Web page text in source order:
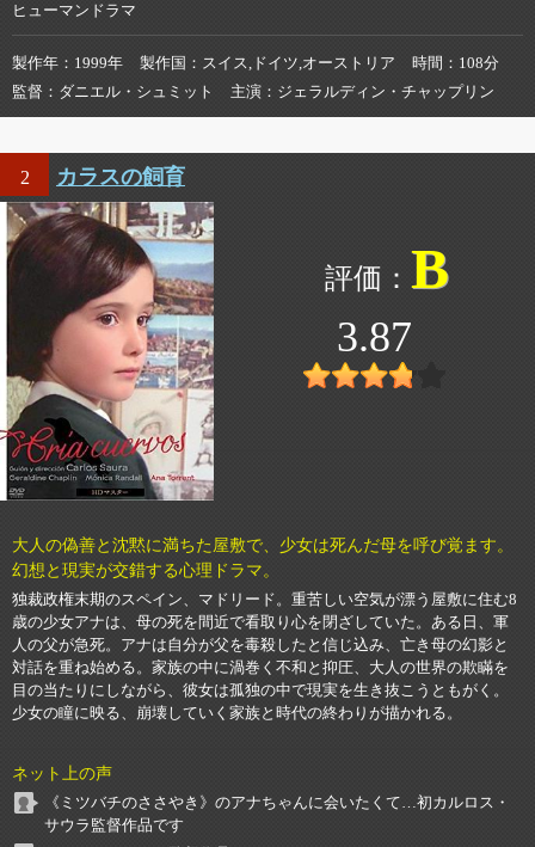
ヒューマンドラマ
製作年 1999年 製作国 スイス,ドイツ,オーストリア 時間
108分
監督
ダニエル・シュミット 主演 ジェラルディン・チャップリン
2 カラスの飼育
B
3.87
大人の偽善と沈黙に満ちた屋敷で、少女は死んだ母を呼び覚ます。
幻想と現実が交錯する心理ドラマ。
独裁政権末期のスペイン、マドリード。重苦しい空気が漂う屋敷に住む8
歳の少女アナは、母の死を間近で看取り心を閉ざしていた。ある日、軍
人の父が急死。アナは自分が父を毒殺したと信じ込み、亡き母の幻影と
対話を重ね始める。家族の中に渦巻く不和と抑圧、大人の世界の欺瞞を
目の当たりにしながら、彼女は孤独の中で現実を生き抜こうともがく。
少女の瞳に映る、崩壊していく家族と時代の終わりが描かれる。
ネット上の声
《ミツバチのささやき》のアナちゃんに会いたくて…初カルロス・
サウラ監督作品です